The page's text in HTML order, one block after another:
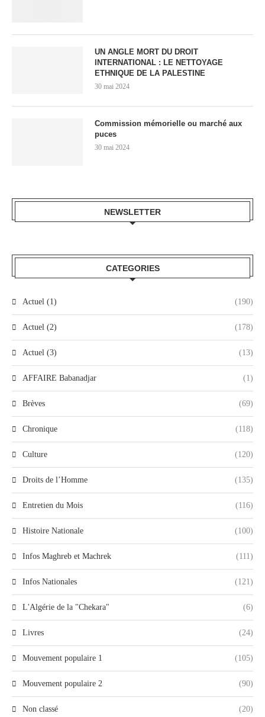
UN ANGLE MORT DU DROIT
INTERNATIONAL : LE NETTOYAGE
ETHNIQUE DE LA PALESTINE
30 mai 2024
Commission mémorielle ou marché aux
puces
30 mai 2024
NEWSLETTER
CATEGORIES
Actuel (1) (190)
Actuel (2) (178)
Actuel (3) (13)
AFFAIRE Babanadjar (1)
Brèves (69)
Chronique (118)
Culture (120)
Droits de l’Homme (135)
Entretien du Mois (116)
Histoire Nationale (100)
Infos Maghreb et Machrek (111)
Infos Nationales (121)
L'Algérie de la "Chekara" (6)
Livres (24)
Mouvement populaire 1 (105)
Mouvement populaire 2 (90)
Non classé (20)